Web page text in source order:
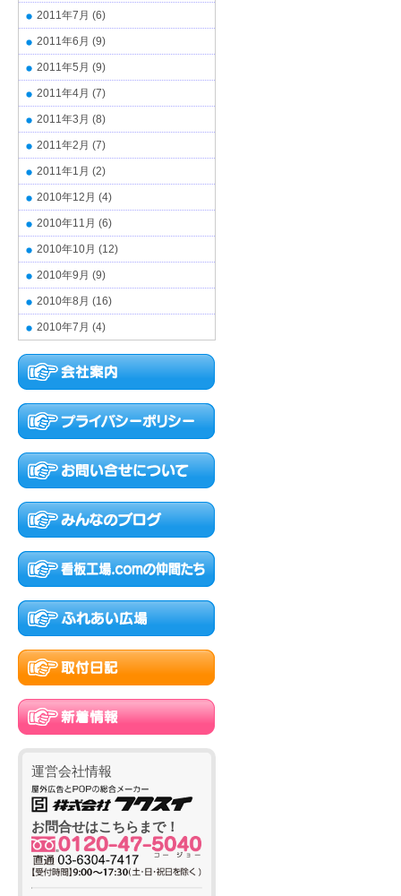
2011年7月 (6)
2011年6月 (9)
2011年5月 (9)
2011年4月 (7)
2011年3月 (8)
2011年2月 (7)
2011年1月 (2)
2010年12月 (4)
2010年11月 (6)
2010年10月 (12)
2010年9月 (9)
2010年8月 (16)
2010年7月 (4)
運営会社情報
お問合せはこちらまで！